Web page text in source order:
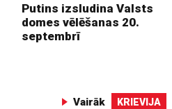
Putins izsludina Valsts
domes vēlēšanas 20.
septembrī
Vairāk KRIEVIJA